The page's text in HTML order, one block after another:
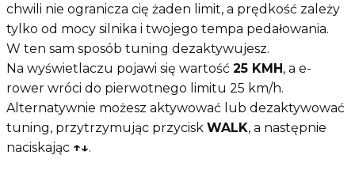
chwili nie ogranicza cię żaden limit, a prędkość zależy
tylko od mocy silnika i twojego tempa pedałowania.
W ten sam sposób tuning dezaktywujesz.
Na wyświetlaczu pojawi się wartość 25 KMH, a e-
rower wróci do pierwotnego limitu 25 km/h.
Alternatywnie możesz aktywować lub dezaktywować
tuning, przytrzymując przycisk WALK, a następnie
naciskając ↑↓.